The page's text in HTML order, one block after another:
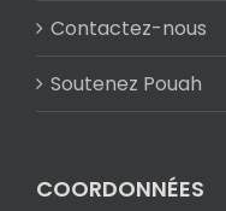
Contactez-nous
Soutenez Pouah
COORDONNÉES